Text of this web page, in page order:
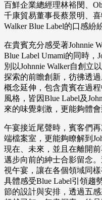
百鮮企業總經理林裕閔、
千康貿易董事長蔡景明、
Walker Blue Label的口感紛
在貴賓充分感受著Johnnie
Blue Label Umami的同時，
別以Johnnie Walker自創立
探索的前瞻創新，彷彿透
概念延伸，包含貴賓在過
風格，皆因Blue Label及
來的味覺刺激，更能夠體會
午宴接近尾聲時，賓客們
端檔案室，更能夠瞭解到
現在、未來，並且在離開
邁步向前的紳士合影留念。
視午宴，讓在各個領域同樣
具體感受Blue Label引領趨
節的設計與安排，透過五感